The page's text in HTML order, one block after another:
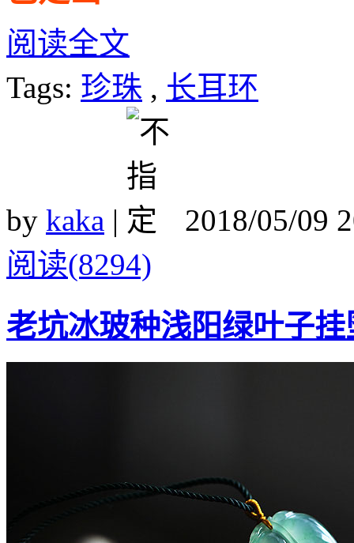
阅读全文
Tags: 珍珠 , 长耳环
by kaka |
2018/05/09
阅读(8294)
老坑冰玻种浅阳绿叶子挂